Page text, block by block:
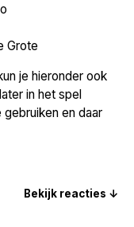
Grote
je hieronder ook
in het spel
en daar
Bekijk reacties ↓